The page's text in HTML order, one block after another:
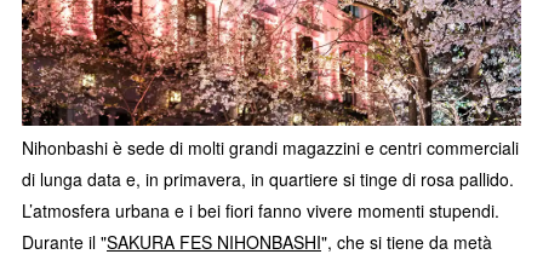
Nihonbashi è sede di molti grandi magazzini e centri commerciali
di lunga data e, in primavera, in quartiere si tinge di rosa pallido.
L’atmosfera urbana e i bei fiori fanno vivere momenti stupendi.
Durante il "SAKURA FES NIHONBASHI", che si tiene da metà